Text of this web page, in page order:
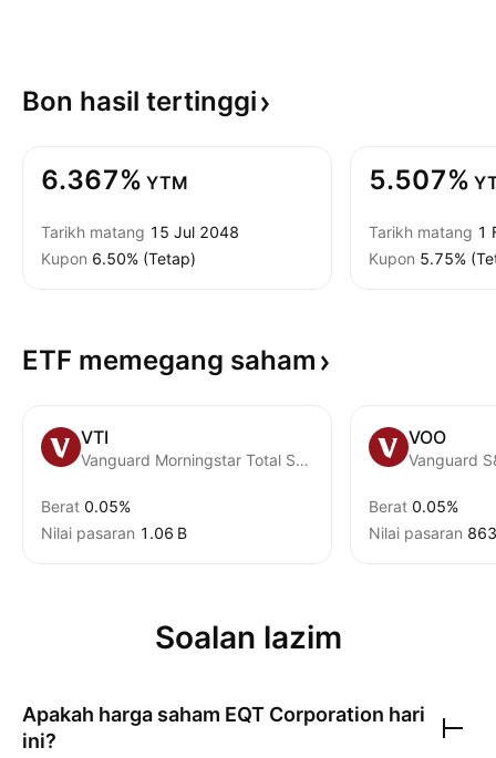
Bon hasil tertinggi
6.367% YTM
Tarikh matang 15 Jul 2048
Kupon 6.50% (Tetap)
5.507%
Tarikh matang 1
Kupon 5.75%
ETF memegang saham
VTI
Vanguard Morningstar Total Stock Market ETF
Berat 0.05%
Nilai pasaran ‪1.06 B‬
VOO
Vanguard
Berat 0.05%
Nilai pasaran
Soalan lazim
Apakah harga saham EQT Corporation hari
ini?